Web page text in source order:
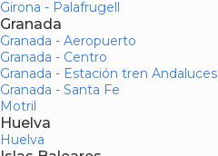
Girona - Palafrugell
Granada
Granada - Aeropuerto
Granada - Centro
Granada - Estación tren Andaluces
Granada - Santa Fe
Motril
Huelva
Huelva